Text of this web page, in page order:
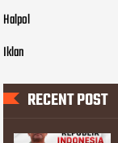
Halpol
Iklan
RECENT POST